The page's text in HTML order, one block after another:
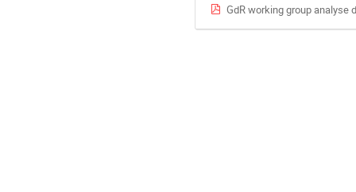
GdR working group analyse